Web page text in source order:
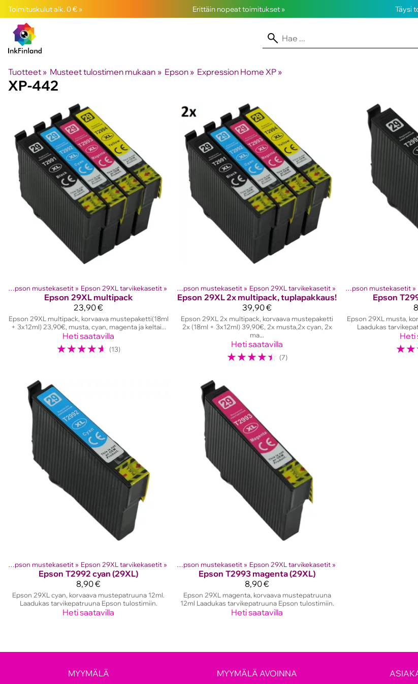
Toimituskulut alk. 0 € » Erittäin nopeat toimitukset » Täysi
Tuotteet ‪» Musteet tulostimen mukaan ‪» Epson ‪» Expression Home XP ‪»
XP-442
‪» Epson mustekasetit ‪» Epson 29XL tarvikekasetit ‪»
Epson 29XL multipack
23,90 €
Epson 29XL multipack, korvaava mustepaketti(18ml
+ 3x12ml) 23,90€, musta, cyan, magenta ja keltai...
Heti saatavilla
☆☆☆☆☆ (13)
Tuotteet‪» Mustesuihkutulostinten kasetit ‪» Epson mustekasetit ‪» Epson 29XL tarvikekasetit ‪»
Epson 29XL 2x multipack, tuplapakkaus!
39,90 €
Epson 29XL 2x multipack, korvaava mustepaketti
2x (18ml + 3x12ml) 39,90€, 2x musta,2x cyan, 2x
ma...
Heti saatavilla
☆☆☆☆☆ (7)
Tuotteet‪» Mustesuihkutulostinten kasetit ‪» Epson mustekasetit ‪»
Epson
Epson 29XL musta,
Laadukas
Heti
☆☆
Tuotteet‪»
‪» Epson mustekasetit ‪» Epson 29XL tarvikekasetit ‪»
Epson T2992 cyan (29XL)
8,90 €
Epson 29XL cyan, korvaava mustepatruuna 12ml.
Laadukas tarvikepatruuna Epson tulostimiin.
Heti saatavilla
Tuotteet‪» Mustesuihkutulostinten kasetit ‪» Epson mustekasetit ‪» Epson 29XL tarvikekasetit ‪»
Epson T2993 magenta (29XL)
8,90 €
Epson 29XL magenta, korvaava mustepatruuna
12ml Laadukas tarvikepatruuna Epson tulostimiin.
Heti saatavilla
MYYMÄLÄ MYYMÄLÄ AVOINNA